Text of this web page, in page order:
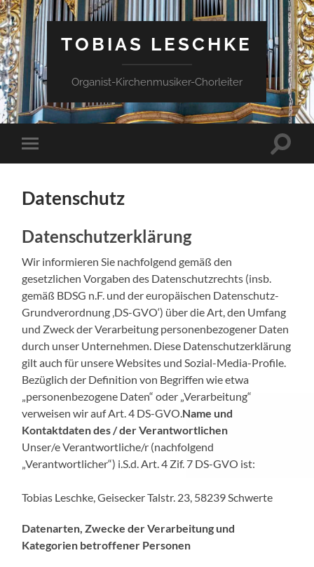
TOBIAS LESCHKE
Organist-Kirchenmusiker-Chorleiter
Mobile-
Menü
Datenschutz
Datenschutzerklärung
Wir informieren Sie nachfolgend gemäß den
gesetzlichen Vorgaben des Datenschutzrechts (insb.
gemäß BDSG n.F. und der europäischen Datenschutz-
Grundverordnung ‚DS-GVO‘) über die Art, den Umfang
und Zweck der Verarbeitung personenbezogener Daten
durch unser Unternehmen. Diese Datenschutzerklärung
gilt auch für unsere Websites und Sozial-Media-Profile.
Bezüglich der Definition von Begriffen wie etwa
„personenbezogene Daten“ oder „Verarbeitung“
verweisen wir auf Art. 4 DS-GVO. Name und
Kontaktdaten des / der Verantwortlichen
Unser/e Verantwortliche/r (nachfolgend
„Verantwortlicher“) i.S.d. Art. 4 Zif. 7 DS-GVO ist:
Tobias Leschke, Geisecker Talstr. 23, 58239 Schwerte
Datenarten, Zwecke der Verarbeitung und
Kategorien betroffener Personen